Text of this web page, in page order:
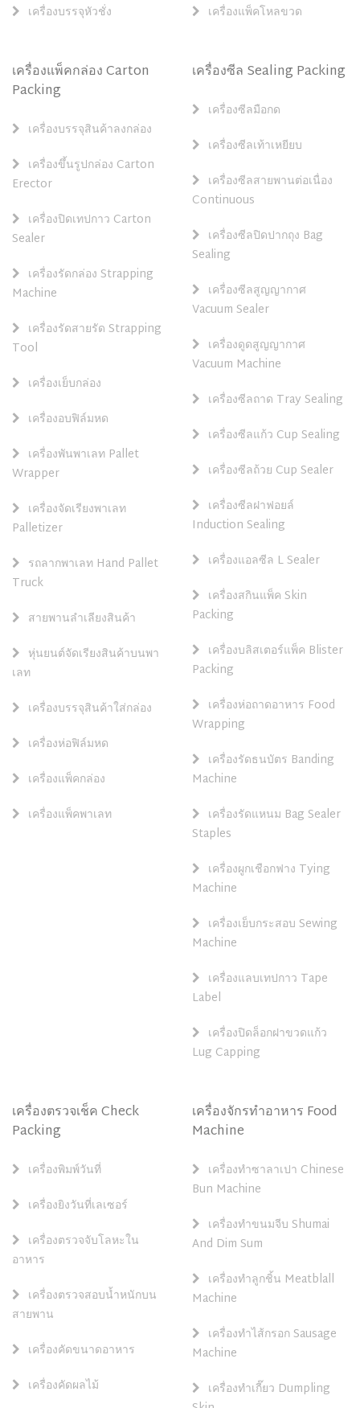
เครื่องบรรจุหัวชั่ง เครื่องแพ็คโหลขวด
เครื่องแพ็คกล่อง Carton
Packing
เครื่องบรรจุสินค้าลงกล่อง
เครื่องขึ้นรูปกล่อง Carton
Erector
เครื่องปิดเทปกาว Carton
Sealer
เครื่องรัดกล่อง Strapping
Machine
เครื่องรัดสายรัด Strapping
Tool
เครื่องเย็บกล่อง
เครื่องอบฟิล์มหด
เครื่องพันพาเลท Pallet
Wrapper
เครื่องจัดเรียงพาเลท
Palletizer
รถลากพาเลท Hand Pallet
Truck
สายพานลำเลียงสินค้า
หุ่นยนต์จัดเรียงสินค้าบนพา
เลท
เครื่องบรรจุสินค้าใส่กล่อง
เครื่องห่อฟิล์มหด
เครื่องแพ็คกล่อง
เครื่องแพ็คพาเลท
เครื่องซีล Sealing Packing
เครื่องซีลมือกด
เครื่องซีลเท้าเหยียบ
เครื่องซีลสายพานต่อเนื่อง
Continuous
เครื่องซีลปิดปากถุง Bag
Sealing
เครื่องซีลสูญญากาศ
Vacuum Sealer
เครื่องดูดสูญญากาศ
Vacuum Machine
เครื่องซีลถาด Tray Sealing
เครื่องซีลแก้ว Cup Sealing
เครื่องซีลถ้วย Cup Sealer
เครื่องซีลฝาฟอยล์
Induction Sealing
เครื่องแอลซีล L Sealer
เครื่องสกินแพ็ค Skin
Packing
เครื่องบลิสเตอร์แพ็ค Blister
Packing
เครื่องห่อถาดอาหาร Food
Wrapping
เครื่องรัดธนบัตร Banding
Machine
เครื่องรัดแหนม Bag Sealer
Staples
เครื่องผูกเชือกฟาง Tying
Machine
เครื่องเย็บกระสอบ Sewing
Machine
เครื่องแลบเทปกาว Tape
Label
เครื่องปิดล็อกฝาขวดแก้ว
Lug Capping
เครื่องตรวจเช็ค Check
Packing
เครื่องพิมพ์วันที่
เครื่องยิงวันที่เลเซอร์
เครื่องตรวจจับโลหะใน
อาหาร
เครื่องตรวจสอบน้ำหนักบน
สายพาน
เครื่องคัดขนาดอาหาร
เครื่องคัดผลไม้
เครื่องจักรทำอาหาร Food
Machine
เครื่องทำซาลาเปา Chinese
Bun Machine
เครื่องทำขนมจีบ Shumai
And Dim Sum
เครื่องทำลูกชิ้น Meatblall
Machine
เครื่องทำไส้กรอก Sausage
Machine
เครื่องทำเกี๊ยว Dumpling